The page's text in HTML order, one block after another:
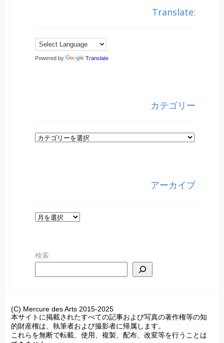
Translate:
Powered by Translate
カテゴリー
カ
アーカイブ
ア
イ
検索
(C) Mercure des Arts 2015-2025
本サイトに掲載されたすべての記事および写真の著作権等の知
的財産権は、執筆者および撮影者に帰属します。
これらを無断で転載、使用、複製、配布、改変等を行うことは